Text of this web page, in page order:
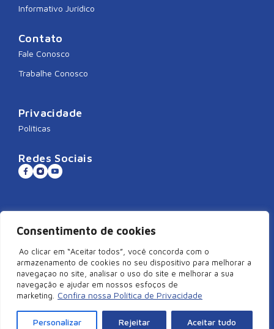
Consentimento de cookies
Ao clicar em “Aceitar todos”, você concorda com o
armazenamento de cookies no seu dispositivo para melhorar a
navegaçao no site, analisar o uso do site e melhorar a sua
navegação e ajudar em nossos esfoços de
marketing.
Confira nossa Política de Privacidade
Personalizar Rejeitar Aceitar tudo
Informativo Jurídico
Contato
Fale Conosco
Trabalhe Conosco
Privacidade
Políticas
Redes Sociais
Sistema CNDL
©2026 Câmara de Dirigentes Lojistas de São Miguel do Oeste/SC –
Todos Direitos Reservados | Rua Duque de Caxias, 920, Centro –
89900-000 | CNPJ: 83.829.820/0001-18